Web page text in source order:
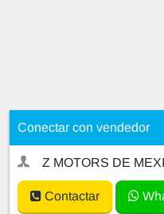
Conectar con vendedor
Z MOTORS DE
Contactar